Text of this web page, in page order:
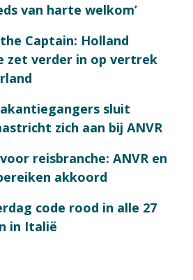
van harte welkom’
Captain: Holland
zet verder in op vertrek
sluit
zich aan bij ANVR
reisbranche: ANVR en
akkoord
code rood in alle 27
in Italië